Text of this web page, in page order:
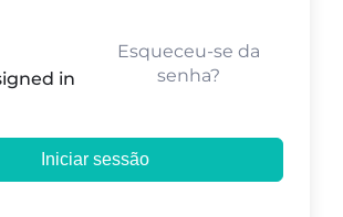
in
Esqueceu-se da
senha?
Iniciar sessão